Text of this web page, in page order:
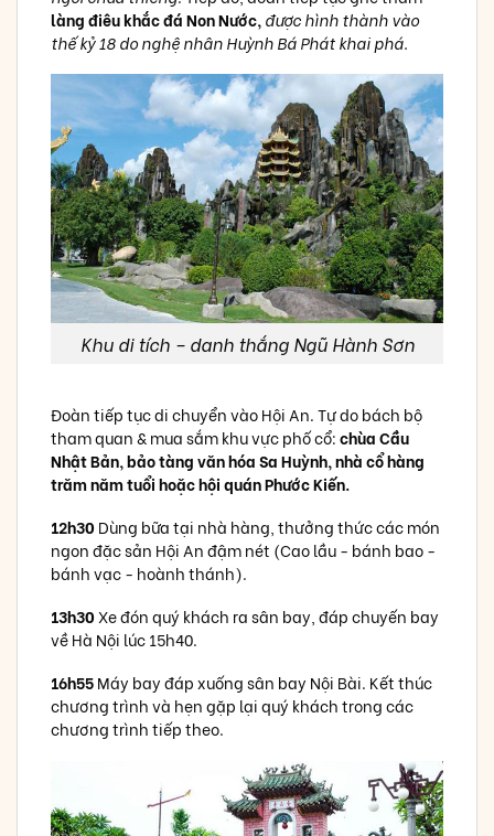
làng điêu khắc đá Non Nước, được hình thành vào
thế kỷ 18 do nghệ nhân Huỳnh Bá Phát khai phá.
Khu di tích – danh thắng Ngũ Hành Sơn
Đoàn tiếp tục di chuyển vào Hội An. Tự do bách bộ
tham quan & mua sắm khu vực phố cổ:chùa Cầu
Nhật Bản, bảo tàng văn hóa Sa Huỳnh, nhà cổ hàng
trăm năm tuổi hoặc hội quán Phước Kiến.
12h30Dùng bữa tại nhà hàng, thưởng thức các món
ngon đặc sản Hội An đậm nét (Cao lầu - bánh bao -
bánh vạc - hoành thánh).
13h30Xe đón quý khách ra sân bay, đáp chuyến bay
về Hà Nội lúc 15h40.
16h55Máy bay đáp xuống sân bay Nội Bài. Kết thúc
chương trình và hẹn gặp lại quý khách trong các
chương trình tiếp theo.